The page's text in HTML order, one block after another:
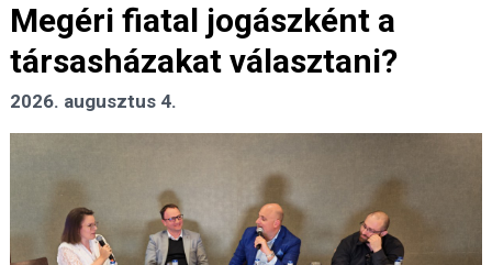
Megéri fiatal jogászként a
társasházakat választani?
2026. augusztus 4.